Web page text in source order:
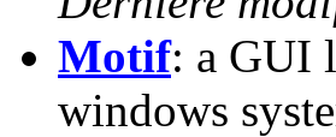
Motif: a GUI
windows